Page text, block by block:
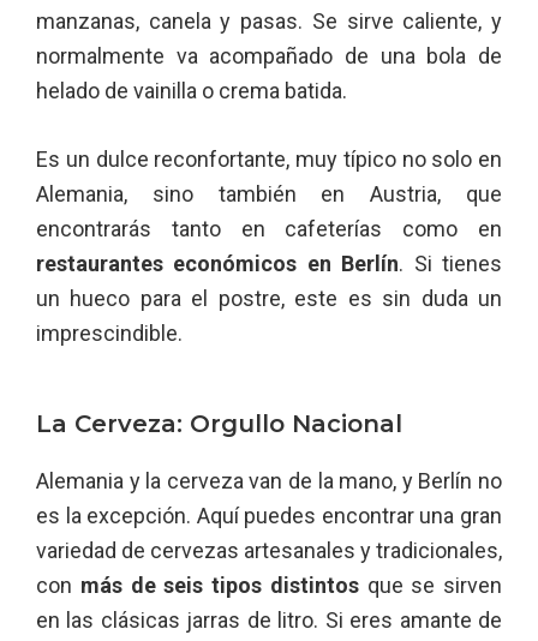
manzanas, canela y pasas. Se sirve caliente, y
normalmente va acompañado de una bola de
helado de vainilla o crema batida.
Es un dulce reconfortante, muy típico no solo en
Alemania, sino también en Austria, que
encontrarás tanto en cafeterías como en
restaurantes económicos en Berlín. Si tienes
un hueco para el postre, este es sin duda un
imprescindible.
La Cerveza: Orgullo Nacional
Alemania y la cerveza van de la mano, y Berlín no
es la excepción. Aquí puedes encontrar una gran
variedad de cervezas artesanales y tradicionales,
con más de seis tipos distintosque se sirven
en las clásicas jarras de litro. Si eres amante de